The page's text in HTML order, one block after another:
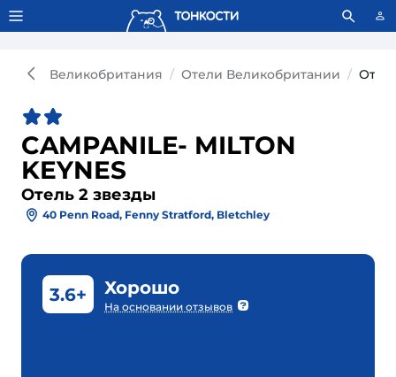
Тонкости используют сookie-файлы. Что это значит?
Великобритания Отели Великобритании
CAMPANILE- MILTON
KEYNES
Отель 2 звезды
40 Penn Road, Fenny Stratford, Bletchley
3.6+ Хорошо
На основании отзывов